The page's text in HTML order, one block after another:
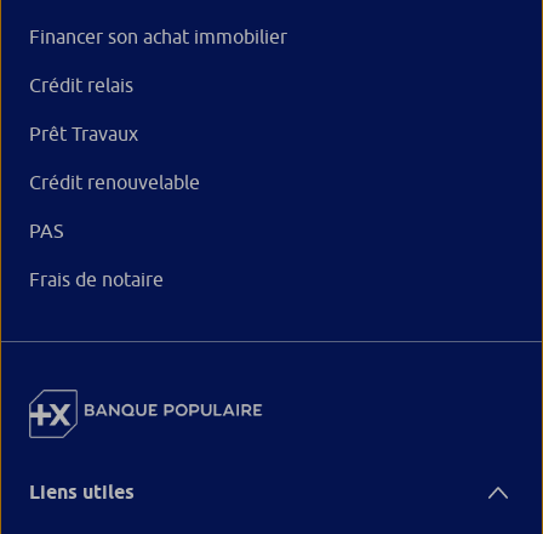
Financer son achat immobilier
Crédit relais
Prêt Travaux
Crédit renouvelable
PAS
Frais de notaire
Liens utiles